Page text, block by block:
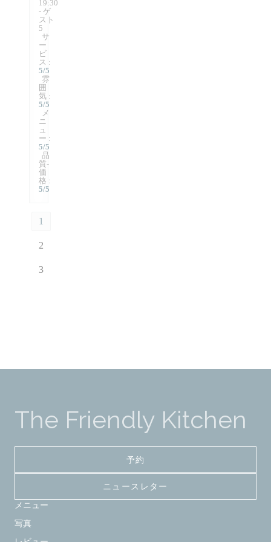
19:30
- ゲ
スト
5
サ
ー
ビ
ス :
5/5
雰
囲
気 :
5/5
メ
ニ
ュ
ー :
5/5
品
質-
価
格 :
5/5
1
2
3
The Friendly Kitchen
予約
ニュースレター
メニュー
写真